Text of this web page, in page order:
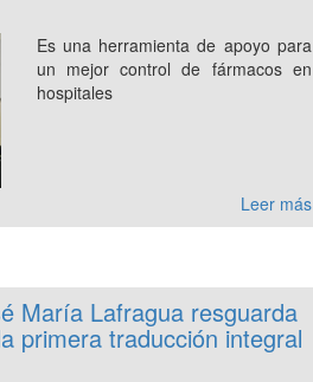
Es una herramienta de apoyo para
un mejor control de fármacos en
hospitales
Leer más
María Lafragua resguarda
primera traducción integral